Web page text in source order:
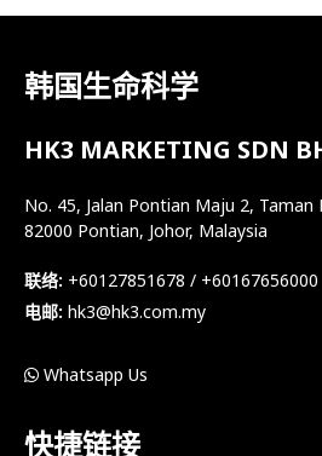
韩国生命科学
HK3 MARKETING SDN
No. 45, Jalan Pontian Maju 2,
82000 Pontian, Johor, Malaysia
联络: +60127851678 / +60167656000
电邮: hk3@hk3.com.my
Whatsapp Us
快捷链接